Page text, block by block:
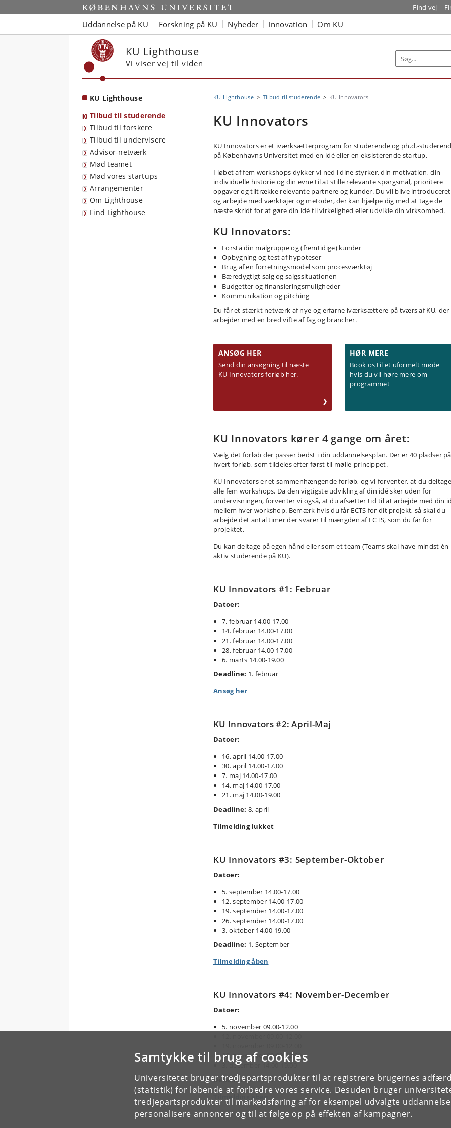
Samtykke til brug af cookies
Universitetet bruger tredjepartsprodukter til at registrere brugernes
(statistik) for løbende at forbedre vores service. Desuden bruger
tredjepartsprodukter til markedsføring af for eksempel udvalgte
personalisere annoncer og til at følge op på effekten af kampagner.
Start Find vej
Uddannelse på KU Forskning på KU Nyheder Innovation Om KU
KU Lighthouse
Vi viser vej til viden
KU Lighthouse
Tilbud til studerende
Tilbud til forskere
Tilbud til undervisere
Advisor-netværk
Mød teamet
Mød vores startups
Arrangementer
Om Lighthouse
Find Lighthouse
KU Lighthouse Tilbud til studerende KU Innovators
KU Innovators
KU Innovators er et iværksætterprogram for studerende og ph.d.-
på Københavns Universitet med en idé eller en eksisterende startup.
I løbet af fem workshops dykker vi ned i dine styrker, din motivation, din
individuelle historie og din evne til at stille relevante spørgsmål, prioritere
opgaver og tiltrække relevante partnere og kunder. Du vil blive
og arbejde med værktøjer og metoder, der kan hjælpe dig med at tage de
næste skridt for at gøre din idé til virkelighed eller udvikle din virksomhed.
KU Innovators:
Forstå din målgruppe og (fremtidige) kunder
Opbygning og test af hypoteser
Brug af en forretningsmodel som procesværktøj
Bæredygtigt salg og salgssituationen
Budgetter og finansieringsmuligheder
Kommunikation og pitching
Du får et stærkt netværk af nye og erfarne iværksættere på tværs af KU, der
arbejder med en bred vifte af fag og brancher.
ANSØG HER
Send din ansøgning til næste
KU Innovators forløb her.
HØR MERE
Book os til et uformelt møde
hvis du vil høre mere om
programmet
KU Innovators kører 4 gange om året:
Vælg det forløb der passer bedst i din uddannelsesplan. Der er 40 pladser på
hvert forløb, som tildeles efter først til mølle-princippet.
KU Innovators er et sammenhængende forløb, og vi forventer, at du
alle fem workshops. Da den vigtigste udvikling af din idé sker uden for
undervisningen, forventer vi også, at du afsætter tid til at arbejde med din
mellem hver workshop. Bemærk hvis du får ECTS for dit projekt, så skal du
arbejde det antal timer der svarer til mængden af ECTS, som du får for
projektet.
Du kan deltage på egen hånd eller som et team (Teams skal have mindst én
aktiv studerende på KU).
KU Innovators #1: Februar
Datoer:
7. februar 14.00-17.00
14. februar 14.00-17.00
21. februar 14.00-17.00
28. februar 14.00-17.00
6. marts 14.00-19.00
Deadline: 1. februar
Ansøg her
KU Innovators #2: April-Maj
Datoer:
16. april 14.00-17.00
30. april 14.00-17.00
7. maj 14.00-17.00
14. maj 14.00-17.00
21. maj 14.00-19.00
Deadline: 8. april
Tilmelding lukket
KU Innovators #3: September-Oktober
Datoer:
5. september 14.00-17.00
12. september 14.00-17.00
19. september 14.00-17.00
26. september 14.00-17.00
3. oktober 14.00-19.00
Deadline: 1. September
Tilmelding åben
KU Innovators #4: November-December
Datoer:
5. november 09.00-12.00
26. november 09.00-12.00
3. december 14.00-19.00
Deadline:1. November
Tilmelding åben